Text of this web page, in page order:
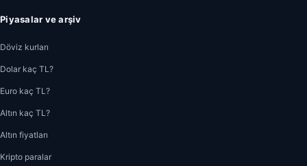
Piyasalar ve arşiv
Döviz kurları
Dolar kaç TL?
Euro kaç TL?
Altın kaç TL?
Altın fiyatları
Kripto paralar